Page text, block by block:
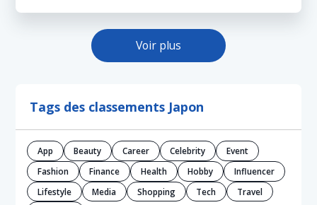
Voir plus
Tags des classements Japon
App Beauty Career Celebrity
Event
Fashion
Finance Health Hobby
Influencer
Lifestyle
Media Shopping Tech
Travel